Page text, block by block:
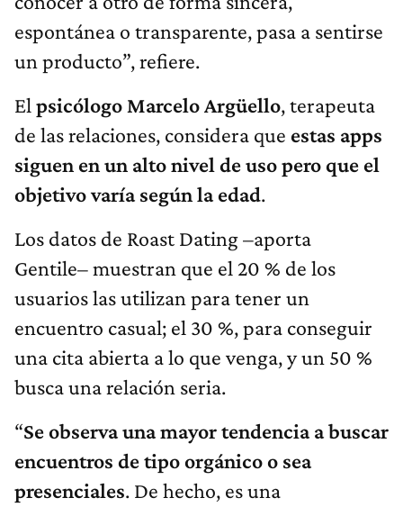
espontánea o transparente, pasa a sentirse
un producto”, refiere.
El psicólogo Marcelo Argüello, terapeuta
de las relaciones, considera que estas apps
siguen en un alto nivel de uso pero que el
objetivo varía según la edad.
Los datos de Roast Dating –aporta
Gentile– muestran que el 20 % de los
usuarios las utilizan para tener un
encuentro casual; el 30 %, para conseguir
una cita abierta a lo que venga, y un 50 %
busca una relación seria.
“Se observa una mayor tendencia a buscar
encuentros de tipo orgánico o sea
presenciales. De hecho, es una